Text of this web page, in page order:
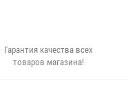
Гарантия качества всех
товаров магазина!